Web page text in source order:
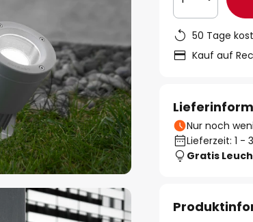
50 Tage
Kauf auf
Nur noch
Lieferzeit: 1 -
Gratis